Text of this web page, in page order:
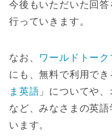
今後もいただいた回
行っていきます。
なお、 ワールドトーク
にも、無料で利用で
ま英語 」についてや
など、みなさまの英
います。